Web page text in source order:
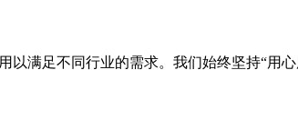
满足不同行业的需求。我们始终坚持“用